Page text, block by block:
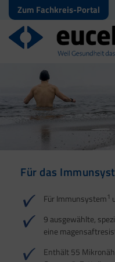
Zum Fachkreis-Portal
Für das
Für Immunsystem1
9 ausgewählte,
eine
Enthält 55
Für Haut, Haare
Für Ihre natürliche